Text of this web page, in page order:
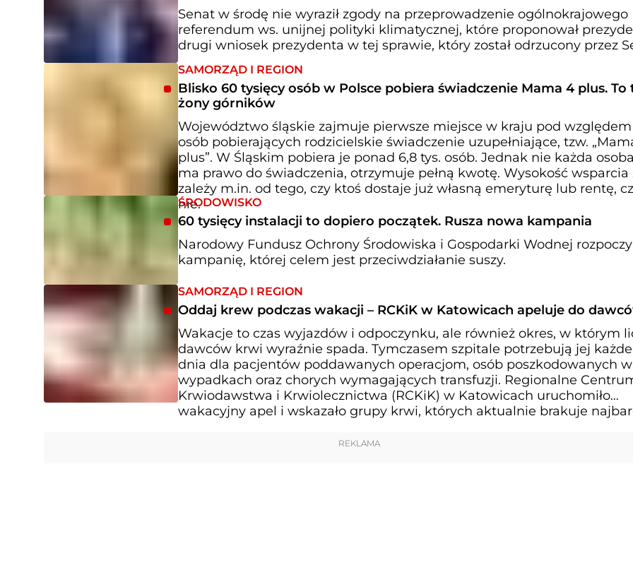
Senat w środę nie wyraził zgody na przeprowadzenie ogólnokrajowego
referendum ws. unijnej polityki klimatycznej, które proponował
drugi wniosek prezydenta w tej sprawie, który został odrzucony przez
SAMORZĄD I REGION
Blisko 60 tysięcy osób w Polsce pobiera świadczenie Mama 4 plus. To
żony górników
Województwo śląskie zajmuje pierwsze miejsce w kraju pod
osób pobierających rodzicielskie świadczenie uzupełniające, tzw.
plus”. W Śląskim pobiera je ponad 6,8 tys. osób. Jednak nie każda
ma prawo do świadczenia, otrzymuje pełną kwotę. Wysokość wsparcia
zależy m.in. od tego, czy ktoś dostaje już własną emeryturę lub rentę,
nie.
ŚRODOWISKO
60 tysięcy instalacji to dopiero początek. Rusza nowa kampania
Narodowy Fundusz Ochrony Środowiska i Gospodarki Wodnej
kampanię, której celem jest przeciwdziałanie suszy.
SAMORZĄD I REGION
Oddaj krew podczas wakacji – RCKiK w Katowicach apeluje do
Wakacje to czas wyjazdów i odpoczynku, ale również okres, w którym
dawców krwi wyraźnie spada. Tymczasem szpitale potrzebują jej
dnia dla pacjentów poddawanych operacjom, osób poszkodowanych w
wypadkach oraz chorych wymagających transfuzji. Regionalne
Krwiodawstwa i Krwiolecznictwa (RCKiK) w Katowicach uruchomiło
wakacyjny apel i wskazało grupy krwi, których aktualnie brakuje
REKLAMA